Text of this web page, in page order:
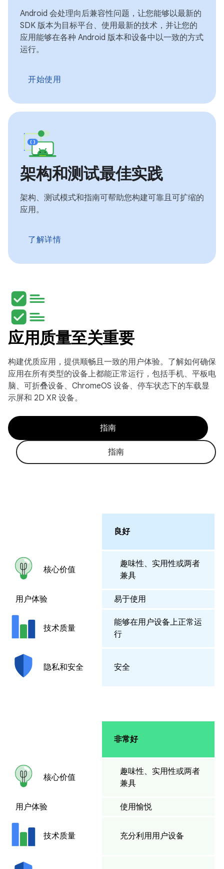
Android 会处理向后兼容性问题，让您能够以最新的
SDK 版本为目标平台、使用最新的技术，并让您的
应用能够在各种 Android 版本和设备中以一致的方式
运行。
开始使用
架构和测试最佳实践
架构、测试模式和指南可帮助您构建可靠且可扩缩的
应用。
了解详情
应用质量至关重要
构建优质应用，提供顺畅且一致的用户体验。了解如何确保
应用在所有类型的设备上都能正常运行，包括手机、平板电
脑、可折叠设备、ChromeOS 设备、停车状态下的车载显
示屏和 2D XR 设备。
指南
指南
良好
核心价值
趣味性、实用性或两者
兼具
用户体验 易于使用
技术质量
能够在用户设备上正常运
行
隐私和安全 安全
非常好
核心价值
趣味性、实用性或两者
兼具
用户体验 使用愉悦
技术质量 充分利用用户设备